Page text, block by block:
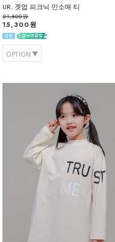
UR. 겟업 피크닉 민소매 티
21,800원
15,300원
OPTION